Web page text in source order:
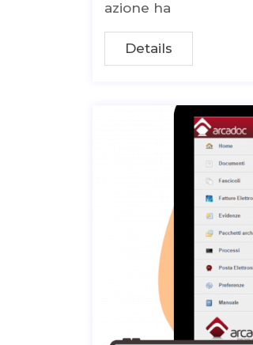
azione ha
Details